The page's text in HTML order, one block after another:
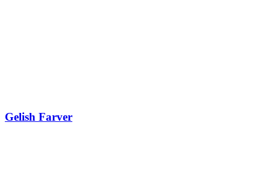
Gelish Farver